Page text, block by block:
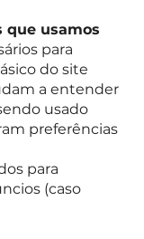
que usamos
para
do site
a entender
usado
preferências
para
(caso